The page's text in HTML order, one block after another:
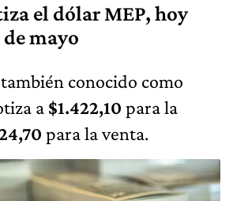
el dólar MEP, hoy
mayo
conocido como
a $1.422,10 para la
para la venta.